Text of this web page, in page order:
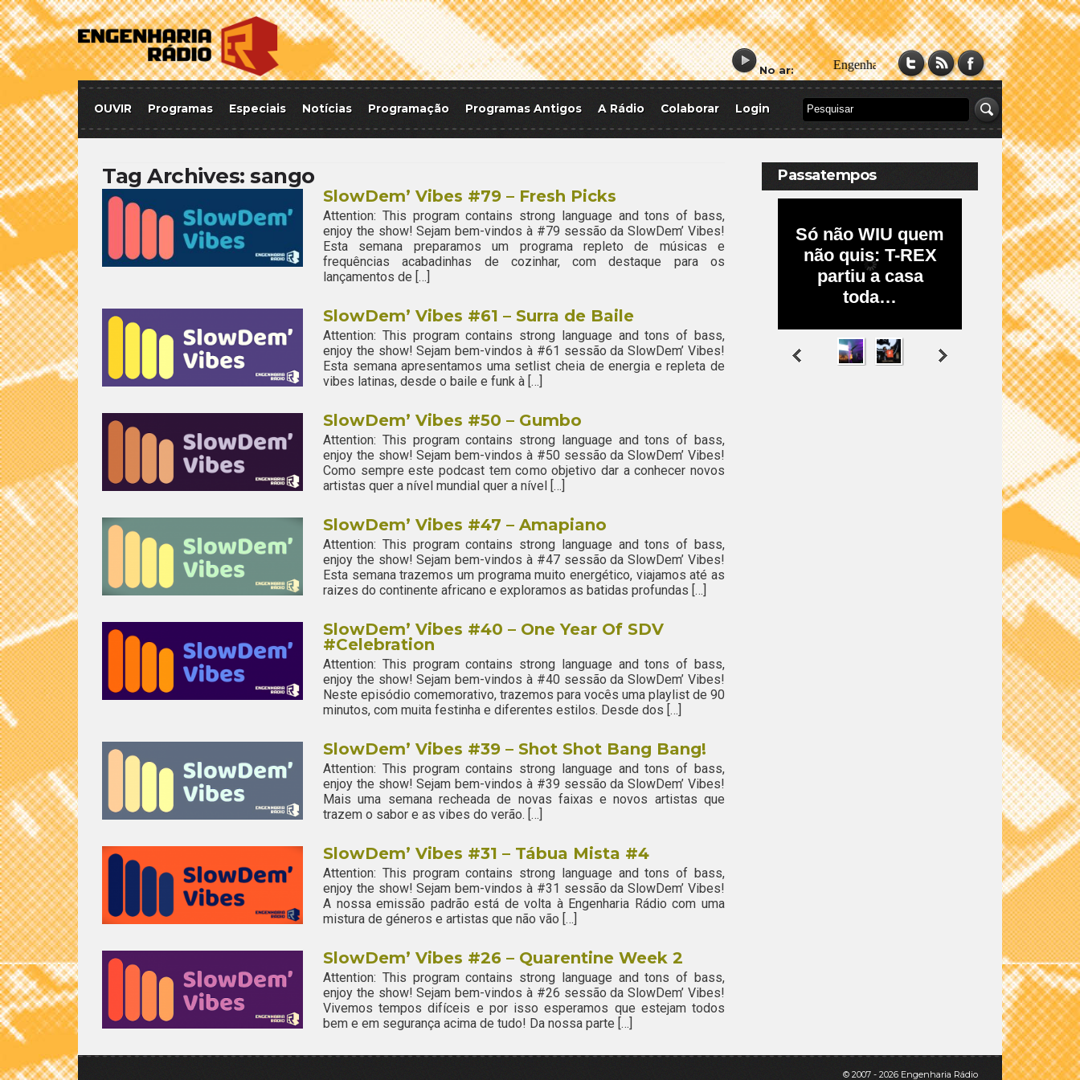
No ar:
OUVIR Programas Especiais Notícias Programação Programas Antigos A Rádio Colaborar Login
Tag Archives: sango
SlowDem’ Vibes #79 – Fresh Picks
Attention: This program contains strong language and tons of bass,
enjoy the show! Sejam bem-vindos à #79 sessão da SlowDem’ Vibes!
Esta semana preparamos um programa repleto de músicas e
frequências acabadinhas de cozinhar, com destaque para os
lançamentos de […]
SlowDem’ Vibes #61 – Surra de Baile
Attention: This program contains strong language and tons of bass,
enjoy the show! Sejam bem-vindos à #61 sessão da SlowDem’ Vibes!
Esta semana apresentamos uma setlist cheia de energia e repleta de
vibes latinas, desde o baile e funk à […]
SlowDem’ Vibes #50 – Gumbo
Attention: This program contains strong language and tons of bass,
enjoy the show! Sejam bem-vindos à #50 sessão da SlowDem’ Vibes!
Como sempre este podcast tem como objetivo dar a conhecer novos
artistas quer a nível mundial quer a nível […]
SlowDem’ Vibes #47 – Amapiano
Attention: This program contains strong language and tons of bass,
enjoy the show! Sejam bem-vindos à #47 sessão da SlowDem’ Vibes!
Esta semana trazemos um programa muito energético, viajamos até as
raizes do continente africano e exploramos as batidas profundas […]
SlowDem’ Vibes #40 – One Year Of SDV
#Celebration
Attention: This program contains strong language and tons of bass,
enjoy the show! Sejam bem-vindos à #40 sessão da SlowDem’ Vibes!
Neste episódio comemorativo, trazemos para vocês uma playlist de 90
minutos, com muita festinha e diferentes estilos. Desde dos […]
SlowDem’ Vibes #39 – Shot Shot Bang Bang!
Attention: This program contains strong language and tons of bass,
enjoy the show! Sejam bem-vindos à #39 sessão da SlowDem’ Vibes!
Mais uma semana recheada de novas faixas e novos artistas que
trazem o sabor e as vibes do verão. […]
SlowDem’ Vibes #31 – Tábua Mista #4
Attention: This program contains strong language and tons of bass,
enjoy the show! Sejam bem-vindos à #31 sessão da SlowDem’ Vibes!
A nossa emissão padrão está de volta à Engenharia Rádio com uma
mistura de géneros e artistas que não vão […]
SlowDem’ Vibes #26 – Quarentine Week 2
Attention: This program contains strong language and tons of bass,
enjoy the show! Sejam bem-vindos à #26 sessão da SlowDem’ Vibes!
Vivemos tempos difíceis e por isso esperamos que estejam todos
bem e em segurança acima de tudo! Da nossa parte […]
Passatempos
© 2007 - 2026 Engenharia Rádio